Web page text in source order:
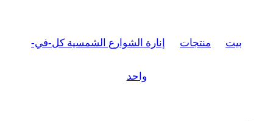
بيت منتجات إنارة الشوارع الشمسية كل-في-
واحد